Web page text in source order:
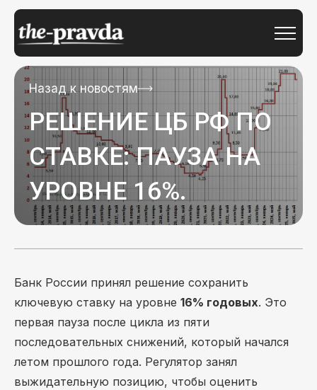
Назад к новостям
РЕШЕНИЕ ЦБ РФ ПО
СТАВКЕ: ПАУЗА НА
УРОВНЕ 16%.
Банк России принял решение сохранить
ключевую ставку на уровне 16% годовых. Это
первая пауза после цикла из пяти
последовательных снижений, который начался
летом прошлого года. Регулятор занял
выжидательную позицию, чтобы оценить